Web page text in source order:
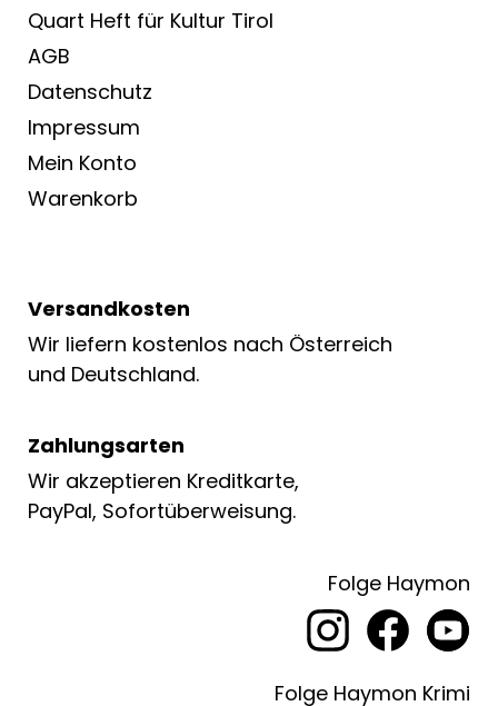
Quart Heft für Kultur Tirol
AGB
Datenschutz
Impressum
Mein Konto
Warenkorb
Versandkosten
Wir liefern kostenlos nach Österreich
und Deutschland.
Zahlungsarten
Wir akzeptieren Kreditkarte,
PayPal, Sofortüberweisung.
Folge Haymon
Folge Haymon Krimi